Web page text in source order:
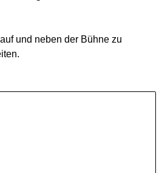
und neben der Bühne zu